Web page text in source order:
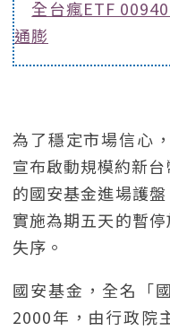
全台瘋ETF
通膨
為了穩定市場信心
宣布啟動規模約新
的國安基金進場護
實施為期五天的暫
失序。
國安基金，全名「
2000年，由行政院